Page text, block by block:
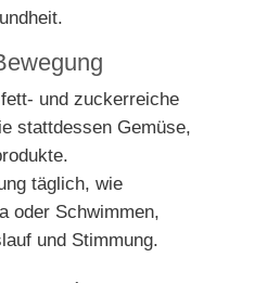
und zuckerreiche
stattdessen Gemüse,
täglich, wie
oder Schwimmen,
und Stimmung.